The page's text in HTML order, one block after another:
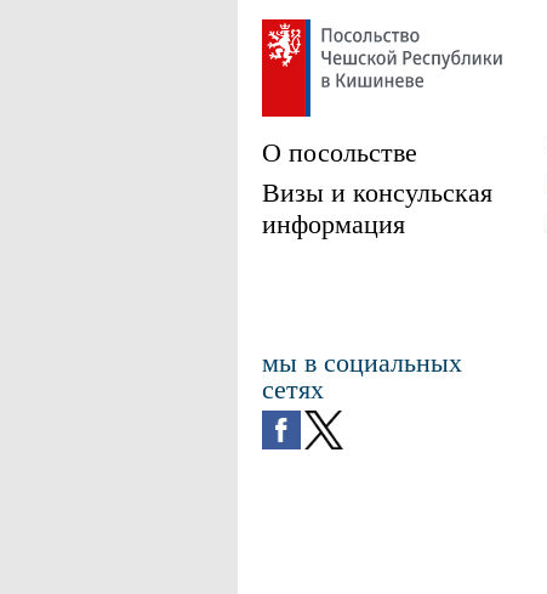
О посольстве
Визы и консульская
информация
мы в социальных
сетях